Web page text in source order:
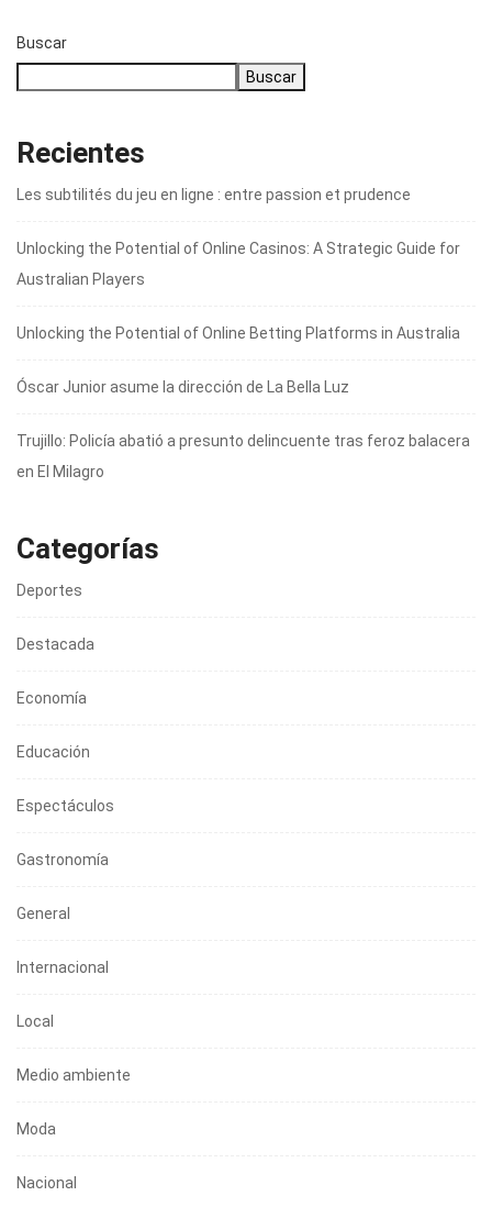
Buscar
Buscar
Recientes
Les subtilités du jeu en ligne : entre passion et prudence
Unlocking the Potential of Online Casinos: A Strategic Guide for
Australian Players
Unlocking the Potential of Online Betting Platforms in Australia
Óscar Junior asume la dirección de La Bella Luz
Trujillo: Policía abatió a presunto delincuente tras feroz balacera
en El Milagro
Categorías
Deportes
Destacada
Economía
Educación
Espectáculos
Gastronomía
General
Internacional
Local
Medio ambiente
Moda
Nacional